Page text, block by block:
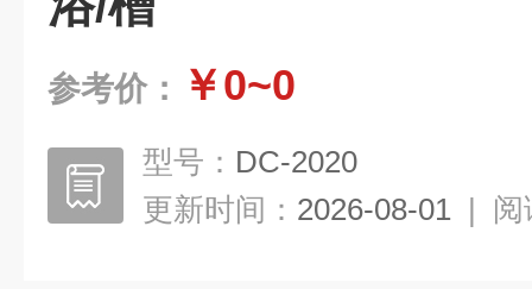
参考价： ￥0~0
型号： DC-2020
更新时间： 2026-08-01 | 阅